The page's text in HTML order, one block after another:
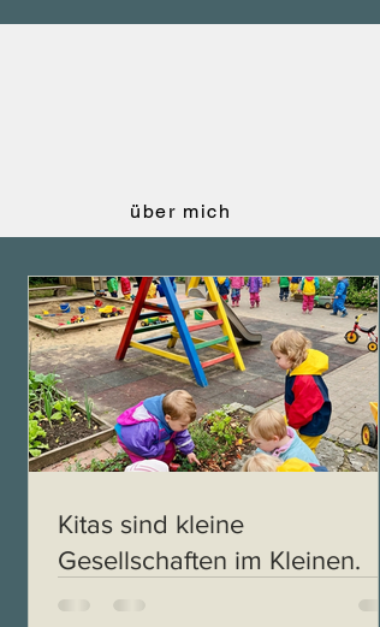
über mich
Kitas sind kleine
Gesellschaften im Kleinen.